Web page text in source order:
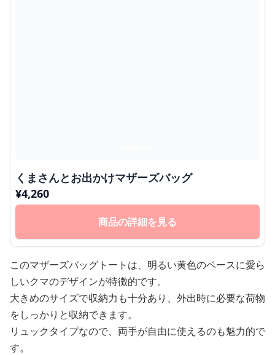
くまさんとお出かけマザーズバッグ
¥4,260
商品の詳細を見る
このマザーズバッグトートは、明るい黄色のベースに愛ら
しいクマのデザインが特徴的です。
大きめのサイズで収納力も十分あり、外出時に必要な荷物
をしっかりと収納できます。
リュックタイプなので、両手が自由に使えるのも魅力的で
す。